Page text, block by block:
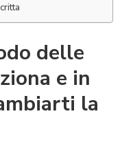
delle
e in
la